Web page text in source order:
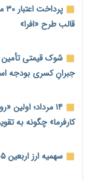
کنترل تورم
سایپا و پارس‌خودرو
نماینده مجلس:
خانه کارگر
قالب طرح «افرا»
شوک قیمتی تأمین
جبرانِ کسری بودجه
۱۴ مرداد؛
کارفرما» چگونه به
سهمیه ارز اربعین ۱۴۰۵ اعلام شد؛ ۲۰۰ هزار دینار برای هر زائر